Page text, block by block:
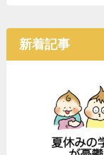
新着記事